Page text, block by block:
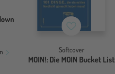
Merkzettel
Softcover
MOIN!: Die MOIN Bucket List